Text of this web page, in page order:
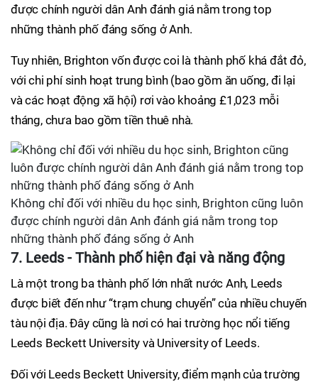
được chính người dân Anh đánh giá nằm trong top
những thành phố đáng sống ở Anh.
Tuy nhiên, Brighton vốn được coi là thành phố khá đắt đỏ,
với chi phí sinh hoạt trung bình (bao gồm ăn uống, đi lại
và các hoạt động xã hội) rơi vào khoảng £1,023 mỗi
tháng, chưa bao gồm tiền thuê nhà.
Không chỉ đối với nhiều du học sinh, Brighton cũng luôn
được chính người dân Anh đánh giá nằm trong top
những thành phố đáng sống ở Anh
7. Leeds - Thành phố hiện đại và năng động
Là một trong ba thành phố lớn nhất nước Anh, Leeds
được biết đến như “trạm chung chuyển” của nhiều chuyến
tàu nội địa. Đây cũng là nơi có hai trường học nổi tiếng
Leeds Beckett University và University of Leeds.
Đối với Leeds Beckett University, điểm mạnh của trường